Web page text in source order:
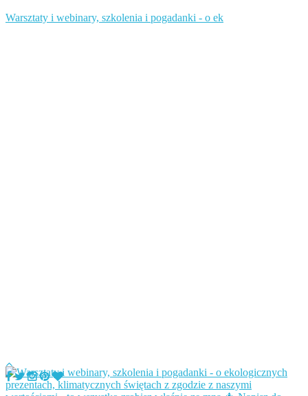
Warsztaty i webinary, szkolenia i pogadanki - o ek